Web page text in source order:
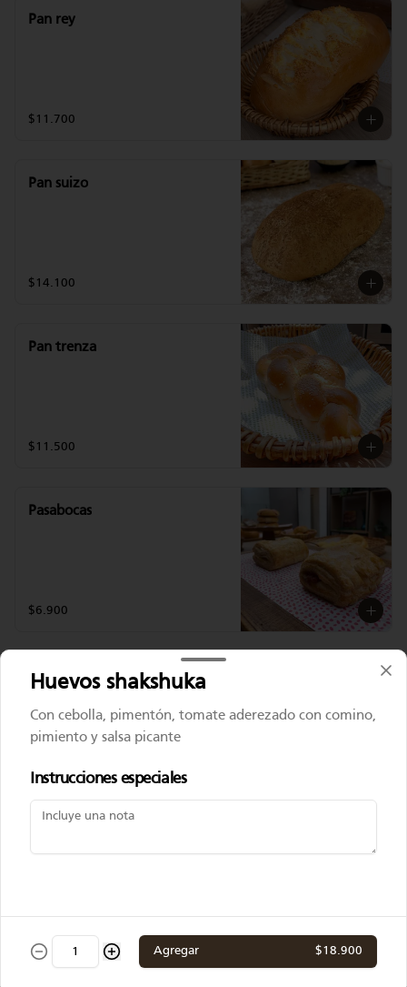
Pan rey
$11.700
Pan suizo
$14.100
Pan trenza
$11.500
Pasabocas
$6.900
Pastel de carne
$6.900
$6.900
Huevos shakshuka
Con cebolla, pimentón, tomate aderezado con comino,
pimiento y salsa picante
Instrucciones especiales
Agregar $18.900